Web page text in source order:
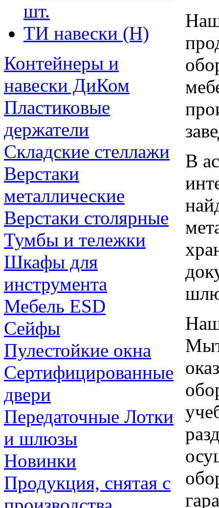
шт.
ТИ навески (Н)
Контейнеры и
навески ДиКом
Пластиковые
держатели
Складские стеллажи
Верстаки
металлические
Верстаки столярные
Тумбы и тележки
Шкафы для
инструмента
Мебель ESD
Сейфы
Пулестойкие окна
Сертифицированные
двери
Передаточные Лотки
и шлюзы
Новинки
Продукция, снятая с
В